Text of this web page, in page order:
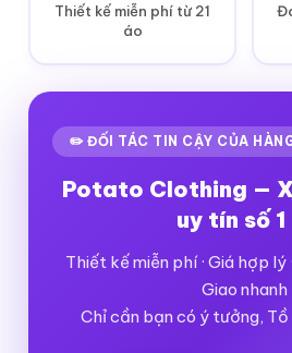
Thiết kế miễn phí từ 21
áo
✏️ ĐỐI TÁC TIN CẬY CỦA
Potato Clothing —
uy tín số 1
Thiết kế miễn phí · Giá hợp lý
Giao nhanh
Chỉ cần bạn có ý tưởng,